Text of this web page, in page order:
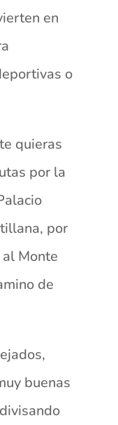
en
o
quieras
por la
por
Monte
de
buenas